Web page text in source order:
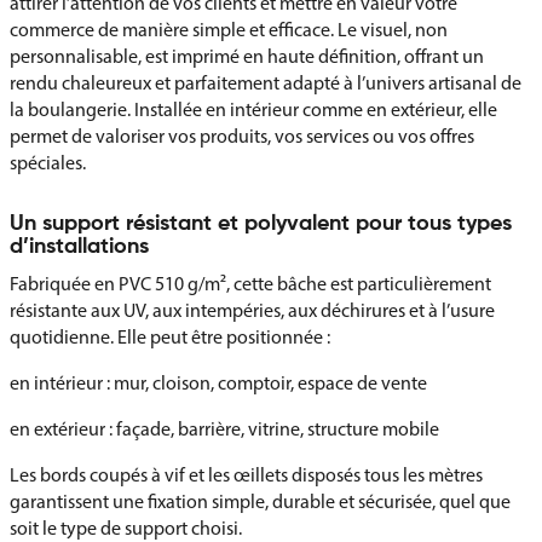
commerce de manière simple et efficace. Le visuel, non
personnalisable, est imprimé en haute définition, offrant un
rendu chaleureux et parfaitement adapté à l’univers artisanal de
la boulangerie. Installée en intérieur comme en extérieur, elle
permet de valoriser vos produits, vos services ou vos offres
spéciales.
Un support résistant et polyvalent pour tous types
d’installations
Fabriquée en PVC 510 g/m², cette bâche est particulièrement
résistante aux UV, aux intempéries, aux déchirures et à l’usure
quotidienne. Elle peut être positionnée :
en intérieur : mur, cloison, comptoir, espace de vente
en extérieur : façade, barrière, vitrine, structure mobile
Les bords coupés à vif et les œillets disposés tous les mètres
garantissent une fixation simple, durable et sécurisée, quel que
soit le type de support choisi.